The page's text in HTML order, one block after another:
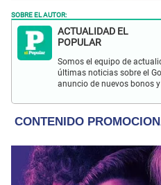
SOBRE EL AUTOR:
ACTUALIDAD EL
POPULAR
Somos el equipo de
últimas noticias sobre el
anuncio de nuevos bonos